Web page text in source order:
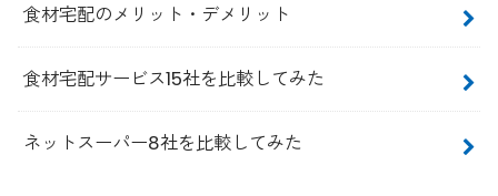
食材宅配のメリット・デメリット
食材宅配サービス15社を比較してみた
ネットスーパー8社を比較してみた